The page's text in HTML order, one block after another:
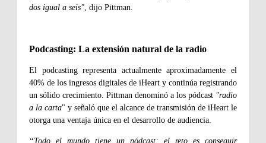
dos igual a seis" , dijo Pittman.
Podcasting: La extensión natural de la radio
El podcasting representa actualmente aproximadamente el
40% de los ingresos digitales de iHeart y continúa registrando
un sólido crecimiento. Pittman denominó a los pódcast "radio
a la carta" y señaló que el alcance de transmisión de iHeart le
otorga una ventaja única en el desarrollo de audiencia.
“Todo el mundo tiene un pódcast; el reto es conseguir